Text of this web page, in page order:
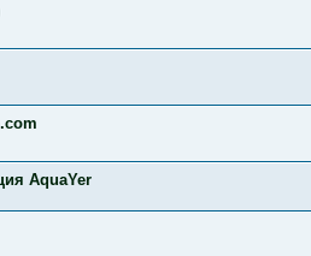
AquaYer